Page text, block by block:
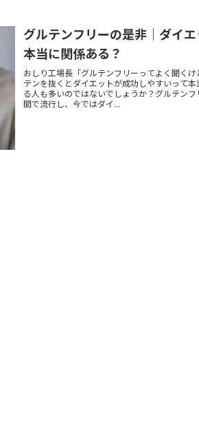
グルテンフリーの是非｜ダイ
本当に関係ある？
おしり工場長「グルテンフリーってよく聞く
テンを抜くとダイエットが成功しやすいって
る人も多いのではないでしょうか？グルテン
間で流行し、今ではダイ...